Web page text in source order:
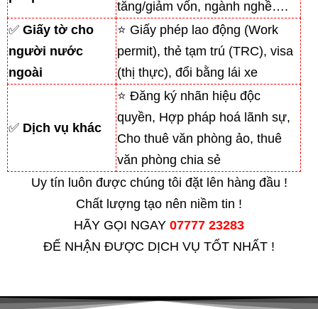
tăng/giảm vốn, ngành nghề….
✅ Giấy tờ cho
người nước
ngoài
⭐ Giấy phép lao động (Work
permit), thẻ tạm trú (TRC), visa
(thị thực), đổi bằng lái xe
✅ Dịch vụ khác
⭐ Đăng ký nhãn hiệu độc
quyền, Hợp pháp hoá lãnh sự,
Cho thuê văn phòng ảo, thuê
văn phòng chia sẻ
Uy tín luôn được chúng tôi đặt lên hàng đầu !
Chất lượng tạo nên niềm tin !
HÃY GỌI NGAY 07777 23283
ĐỂ NHẬN ĐƯỢC DỊCH VỤ TỐT NHẤT !